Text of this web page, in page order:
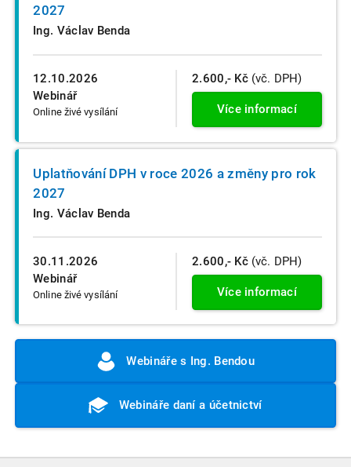
12.10.2026
Webinář
Online živé vysílání
2027
Ing. Václav Benda
2.600,- Kč (vč. DPH)
Více informací
30.11.2026
Webinář
Online živé vysílání
Uplatňování DPH v roce 2026 a změny pro rok
2027
Ing. Václav Benda
2.600,- Kč (vč. DPH)
Více informací
Webináře s Ing. Bendou
Webináře daní a účetnictví